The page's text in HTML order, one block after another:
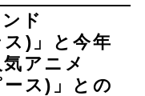
ド
)」と今年
アニメ
ス)」との